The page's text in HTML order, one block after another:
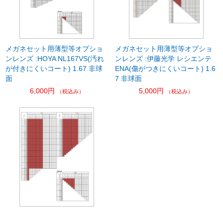
メガネセット用薄型等オプショ
ンレンズ :HOYA NL167VS(汚れ
が付きにくいコート) 1.67 非球
面
6,000円
（税込み）
メガネセット用薄型等オプショ
ンレンズ :伊藤光学 レシエンテ
ENA(傷がつきにくいコート) 1.6
7 非球面
5,000円
（税込み）